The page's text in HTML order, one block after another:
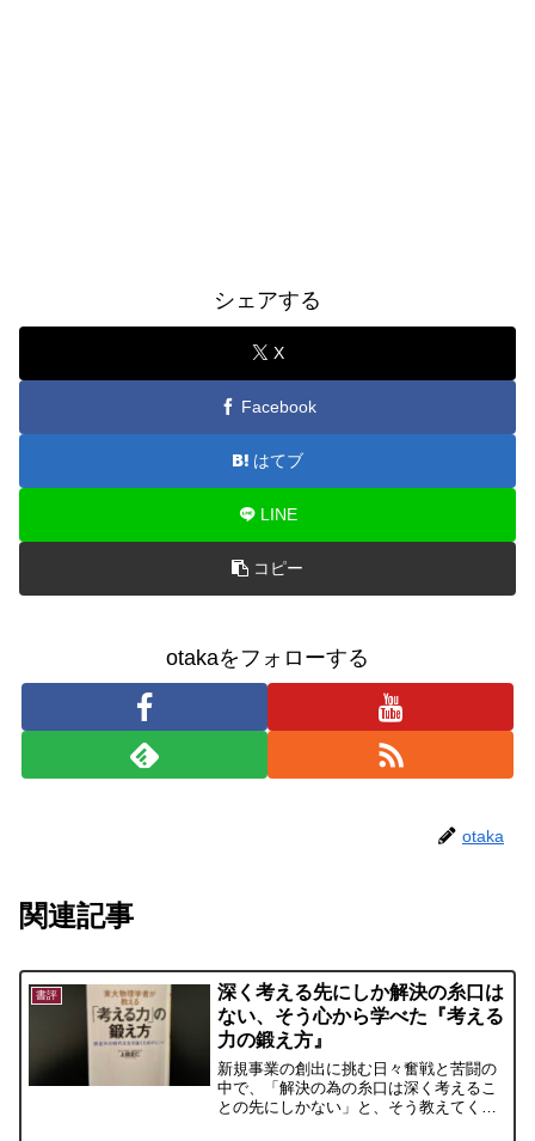
シェアする
X
Facebook
はてブ
LINE
コピー
otakaをフォローする
otaka
関連記事
書評
深く考える先にしか解決の糸口は
ない、そう心から学べた『考える
力の鍛え方』
新規事業の創出に挑む日々奮戦と苦闘の
中で、「解決の為の糸口は深く考えるこ
との先にしかない」と、そう教えてくれ